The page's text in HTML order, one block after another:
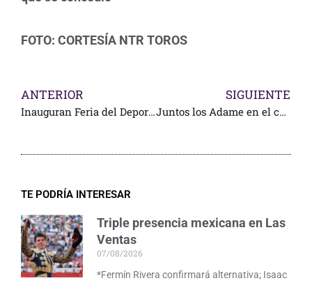
FOTO: CORTESÍA NTR TOROS
ANTERIOR
Inauguran Feria del Deporte Infantil en el COM
SIGUIENTE
Juntos los Adame en el cartel para la alternativa de Alejandro
TE PODRÍA INTERESAR
Triple presencia mexicana en Las
Ventas
07/08/2026
*Fermín Rivera confirmará alternativa; Isaac